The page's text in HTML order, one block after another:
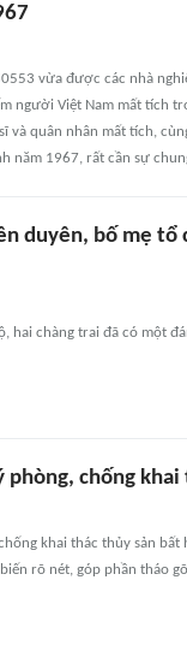
vừa được các nhà
người Việt Nam mất tích
và quân nhân mất tích,
năm 1967, rất cần sự
duyên, bố mẹ
hai chàng trai đã có một
phòng, chống
khai thác thủy sản
rõ nét, góp phần tháo